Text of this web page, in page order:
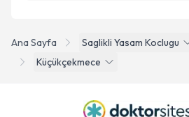
Ana Sayfa Saglikli Yasam Koclugu
Küçükçekmece